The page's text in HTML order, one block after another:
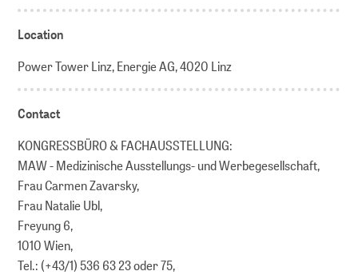
Location
Power Tower Linz, Energie AG, 4020 Linz
Contact
KONGRESSBÜRO & FACHAUSSTELLUNG:
MAW - Medizinische Ausstellungs- und Werbegesellschaft,
Frau Carmen Zavarsky,
Frau Natalie Ubl,
Freyung 6,
1010 Wien,
Tel.: (+43/1) 536 63 23 oder 75,